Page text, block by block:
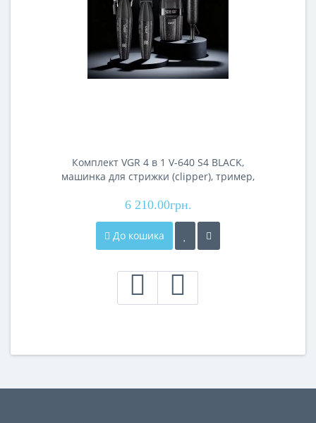
Комплект VGR 4 в 1 V-640 S4 BLACK,
машинка для стрижки (clipper), тример,
6 210.00грн.
До кошика